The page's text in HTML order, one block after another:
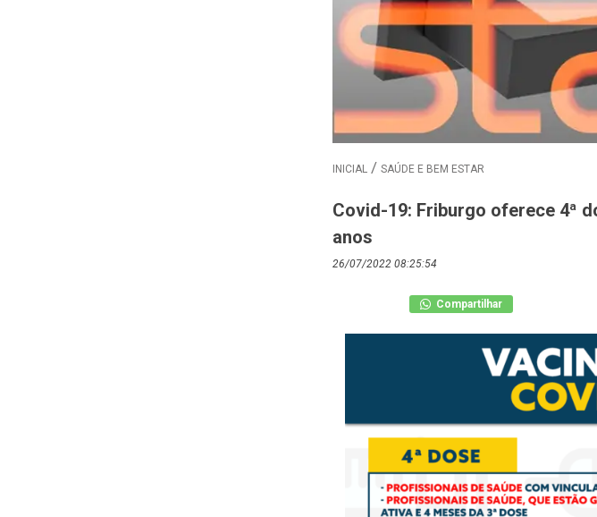
INICIAL SAÚDE E BEM ESTAR
Covid-19: Friburgo oferece 4ª
anos
26/07/2022 08:25:54
Compartilhar